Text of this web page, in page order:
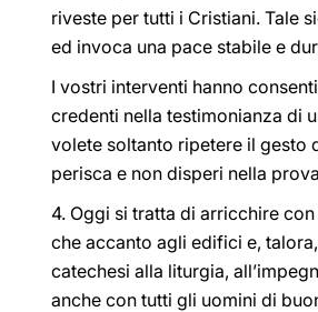
riveste per tutti i Cristiani. Tale
ed invoca una pace stabile e
I vostri interventi hanno
credenti nella testimonianza di
volete soltanto ripetere il gesto
perisca e non disperi nella
4. Oggi si tratta di arricchire
che accanto agli edifici e,
catechesi alla liturgia,
anche con tutti gli uomini di